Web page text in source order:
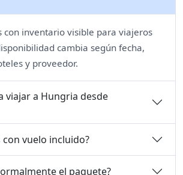
con inventario visible para viajeros
cambia según fecha,
y proveedor.
viajar a Hungria desde
con vuelo incluido?
el paquete?